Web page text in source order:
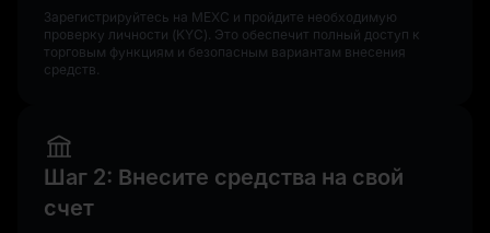
Зарегистрируйтесь на MEXC и пройдите необходимую
проверку личности (KYC). Это обеспечит полный доступ к
торговым функциям и безопасным вариантам внесения
средств.
Шаг 2: Внесите средства на свой
счет